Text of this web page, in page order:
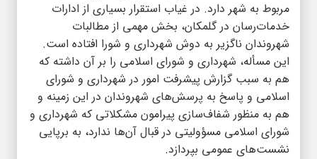
مربوط به شهر دارد. در غیاب استقرار بسیاری از ادارات
خدمات‌رسان در گلمکان، بخش مهمی از مطالبات
شهروندان ناگزیر به دوش شهرداری و شورا افتاده است.
این مسأله، شهرداری و شورای اسلامی را بر آن داشته که
هم به سبب گزارش پیشرفت امور در شهرداری و شورای
اسلامی و پاسخ به پرسش‌های شهروندان در این زمینه و
هم به منظور شفاف‌سازی پیرامون مشکلاتی که شهرداری و
شورای اسلامی مسؤولیتی در قبال آن‌ها ندارد، به برپایی
نشست‌های عمومی بپردازد.